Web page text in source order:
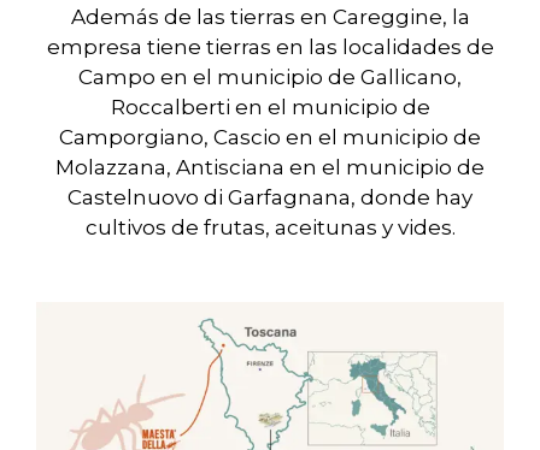
Además de las tierras en Careggine, la
empresa tiene tierras en las localidades de
Campo en el municipio de Gallicano,
Roccalberti en el municipio de
Camporgiano, Cascio en el municipio de
Molazzana, Antisciana en el municipio de
Castelnuovo di Garfagnana, donde hay
cultivos de frutas, aceitunas y vides.